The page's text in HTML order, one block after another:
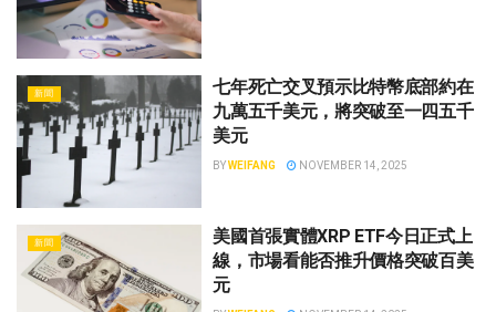
新聞
七年死亡交叉預示比特幣底部約在
九萬五千美元，將突破至一四五千
美元
BYWEIFANG NOVEMBER 14, 2025
新聞
美國首張實體XRP ETF今日正式上
線，市場看能否推升價格突破百美
元